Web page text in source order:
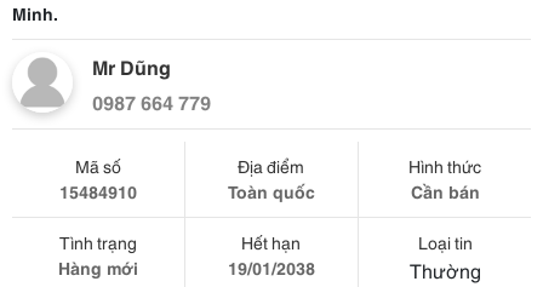
Minh.
Mr Dũng
0987 664 779
Mã số
15484910
Địa điểm
Toàn quốc
Hình thức
Cần bán
Tình trạng
Hàng mới
Hết hạn
19/01/2038
Loại tin
Thường